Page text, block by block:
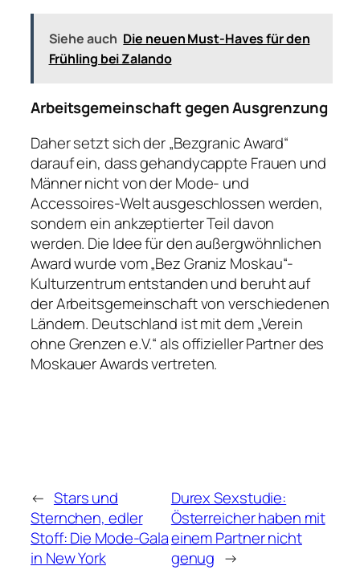
Siehe auch Die neuen Must-Haves für den
Frühling bei Zalando
Arbeitsgemeinschaft gegen Ausgrenzung
Daher setzt sich der „Bezgranic Award“
darauf ein, dass gehandycappte Frauen und
Männer nicht von der Mode- und
Accessoires-Welt ausgeschlossen werden,
sondern ein ankzeptierter Teil davon
werden. Die Idee für den außergwöhnlichen
Award wurde vom „Bez Graniz Moskau“-
Kulturzentrum entstanden und beruht auf
der Arbeitsgemeinschaft von verschiedenen
Ländern. Deutschland ist mit dem „Verein
ohne Grenzen e.V.“ als offizieller Partner des
Moskauer Awards vertreten.
← Stars und
Sternchen, edler
Stoff: Die Mode-Gala
in New York
Durex Sexstudie:
Österreicher haben mit
einem Partner nicht
genug →